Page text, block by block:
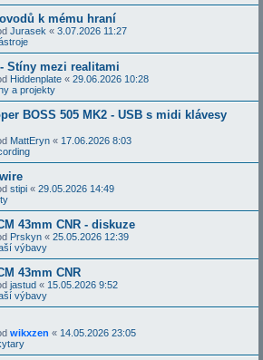
k mému hraní
Jurasek « 3.07.2026 11:27
Stíny mezi realitami
Hiddenplate « 29.06.2026 10:28
a projekty
BOSS 505 MK2 - USB s midi klávesy
MattEryn « 17.06.2026 8:03
stipi « 29.05.2026 14:49
43mm CNR - diskuze
Prskyn « 25.05.2026 12:39
výbavy
43mm CNR
jastud « 15.05.2026 9:52
výbavy
wikxzen « 14.05.2026 23:05